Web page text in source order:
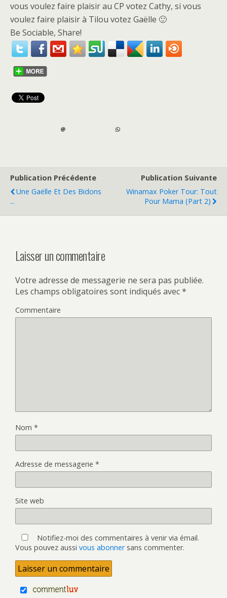
vous voulez faire plaisir au CP votez Cathy, si vous
voulez faire plaisir à Tilou votez Gaëlle 🙂
Be Sociable, Share!
Publication Précédente
Une Gaëlle Et Des Bidons
...
Publication Suivante
Winamax Poker Tour: Tout
Pour Mama (part 2)
Laisser un commentaire
Votre adresse de messagerie ne sera pas publiée.
Les champs obligatoires sont indiqués avec*
Commentaire
Nom *
Adresse de messagerie *
Site web
Notifiez-moi des commentaires à venir via émail.
Vous pouvez aussi vous abonnersans commenter.